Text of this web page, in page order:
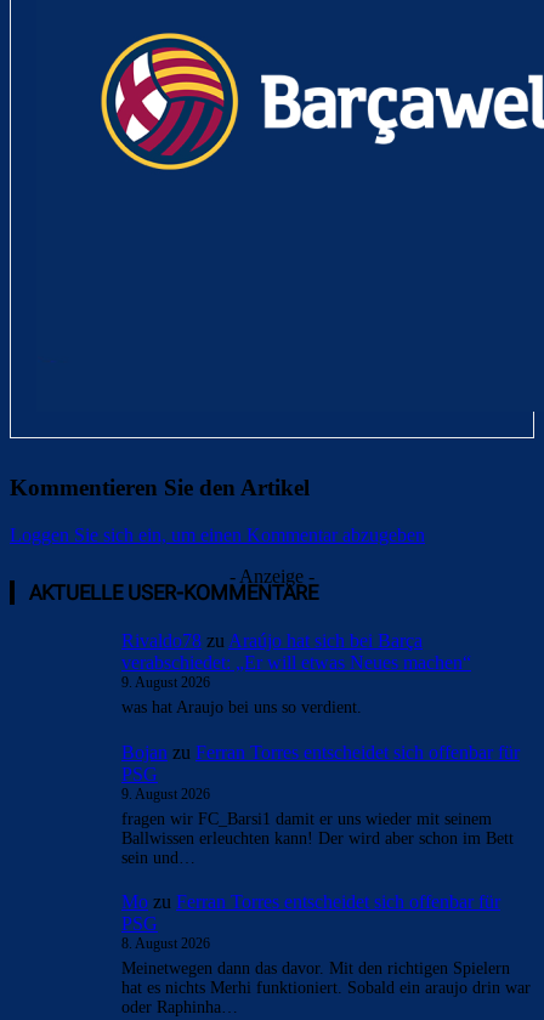
Kommentieren Sie den Artikel
Loggen Sie sich ein, um einen Kommentar abzugeben
- Anzeige -
AKTUELLE USER-KOMMENTARE
Rivaldo78 zu Araújo hat sich bei Barça
verabschiedet: „Er will etwas Neues machen“
9. August 2026
was hat Araujo bei uns so verdient.
Bojan zu Ferran Torres entscheidet sich offenbar für
PSG
9. August 2026
fragen wir FC_Barsi1 damit er uns wieder mit seinem
Ballwissen erleuchten kann! Der wird aber schon im Bett
sein und…
Mo zu Ferran Torres entscheidet sich offenbar für
PSG
8. August 2026
Meinetwegen dann das davor. Mit den richtigen Spielern
hat es nichts Merhi funktioniert. Sobald ein araujo drin war
oder Raphinha…